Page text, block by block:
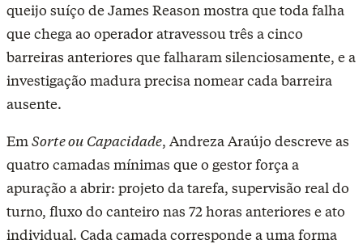
queijo suíço de James Reason mostra que toda falha
que chega ao operador atravessou três a cinco
barreiras anteriores que falharam silenciosamente, e a
investigação madura precisa nomear cada barreira
ausente.
Em Sorte ou Capacidade, Andreza Araújo descreve as
quatro camadas mínimas que o gestor força a
apuração a abrir: projeto da tarefa, supervisão real do
turno, fluxo do canteiro nas 72 horas anteriores e ato
individual. Cada camada corresponde a uma forma